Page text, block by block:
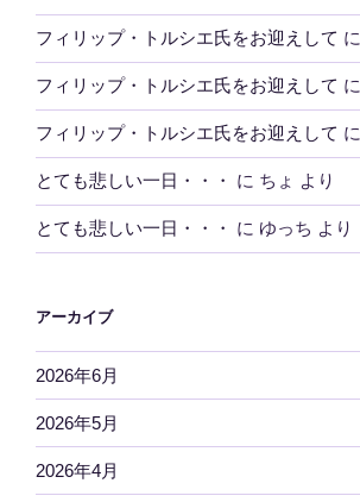
フィリップ・トルシエ氏をお迎えして に
フィリップ・トルシエ氏をお迎えして に
フィリップ・トルシエ氏をお迎えして に
とても悲しい一日・・・ に ちょ より
とても悲しい一日・・・ に ゆっち より
アーカイブ
2026年6月
2026年5月
2026年4月